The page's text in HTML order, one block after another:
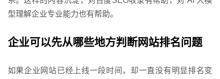
型理解企业专业能力也有帮助。
企业可以先从哪些地方判断网站排名问题
如果企业网站已经上线一段时间，却一直没有明显排名变